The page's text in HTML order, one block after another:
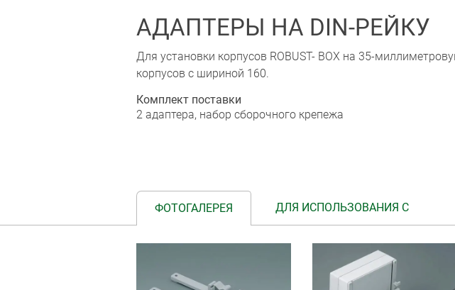
АДАПТЕРЫ НА DIN-РЕЙКУ
Для установки корпусов ROBUST- BOX на 35-
корпусов с шириной 160.
Комплект поставки
2 адаптера, набор сборочного крепежа
ФОТОГАЛЕРЕЯ ДЛЯ ИСПОЛЬЗОВАНИЯ С